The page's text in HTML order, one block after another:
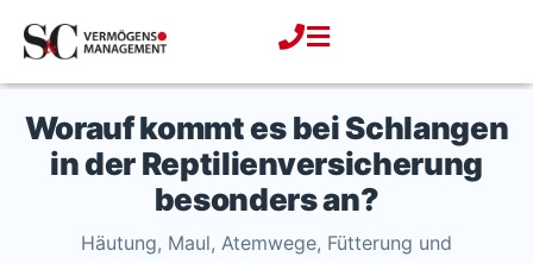
Inhalt
Worauf kommt es bei Schlangen
in der Reptilienversicherung
besonders an?
Häutung, Maul, Atemwege, Fütterung und